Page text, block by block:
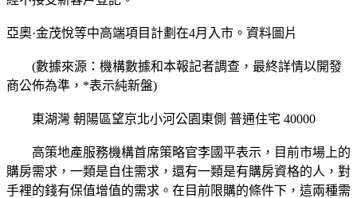
亞奧·金茂悅等中高端項目計劃在4月入市。資料圖片
(數據來源：機構數據和本報記者調查，最終詳情以開發
商公佈為準，*表示純新盤)
東湖灣 朝陽區望京北小河公園東側 普通住宅 40000
高策地產服務機構首席策略官李國平表示，目前市場上的
購房需求，一類是自住需求，還有一類是有購房資格的人，對
手裡的錢有保值增值的需求。在目前限購的條件下，這兩種需